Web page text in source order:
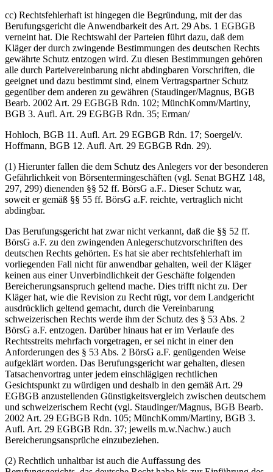
cc) Rechtsfehlerhaft ist hingegen die Begründung, mit der das
Berufungsgericht die Anwendbarkeit des Art. 29 Abs. 1 EGBGB
verneint hat. Die Rechtswahl der Parteien führt dazu, daß dem
Kläger der durch zwingende Bestimmungen des deutschen Rechts
gewährte Schutz entzogen wird. Zu diesen Bestimmungen gehören
alle durch Parteivereinbarung nicht abdingbaren Vorschriften, die
geeignet und dazu bestimmt sind, einem Vertragspartner Schutz
gegenüber dem anderen zu gewähren (Staudinger/Magnus, BGB
Bearb. 2002 Art. 29 EGBGB Rdn. 102; MünchKomm/Martiny,
BGB 3. Aufl. Art. 29 EGBGB Rdn. 35; Erman/
Hohloch, BGB 11. Aufl. Art. 29 EGBGB Rdn. 17; Soergel/v.
Hoffmann, BGB 12. Aufl. Art. 29 EGBGB Rdn. 29).
(1) Hierunter fallen die dem Schutz des Anlegers vor der besonderen
Gefährlichkeit von Börsentermingeschäften (vgl. Senat BGHZ 148,
297, 299) dienenden §§ 52 ff. BörsG a.F.. Dieser Schutz war,
soweit er gemäß §§ 55 ff. BörsG a.F. reichte, vertraglich nicht
abdingbar.
Das Berufungsgericht hat zwar nicht verkannt, daß die §§ 52 ff.
BörsG a.F. zu den zwingenden Anlegerschutzvorschriften des
deutschen Rechts gehörten. Es hat sie aber rechtsfehlerhaft im
vorliegenden Fall nicht für anwendbar gehalten, weil der Kläger
keinen aus einer Unverbindlichkeit der Geschäfte folgenden
Bereicherungsanspruch geltend mache. Dies trifft nicht zu. Der
Kläger hat, wie die Revision zu Recht rügt, vor dem Landgericht
ausdrücklich geltend gemacht, durch die Vereinbarung
schweizerischen Rechts werde ihm der Schutz des § 53 Abs. 2
BörsG a.F. entzogen. Darüber hinaus hat er im Verlaufe des
Rechtsstreits mehrfach vorgetragen, er sei nicht in einer den
Anforderungen des § 53 Abs. 2 BörsG a.F. genügenden Weise
aufgeklärt worden. Das Berufungsgericht war gehalten, diesen
Tatsachenvortrag unter jedem einschlägigen rechtlichen
Gesichtspunkt zu würdigen und deshalb in den gemäß Art. 29
EGBGB anzustellenden Günstigkeitsvergleich zwischen deutschem
und schweizerischem Recht (vgl. Staudinger/Magnus, BGB Bearb.
2002 Art. 29 EGBGB Rdn. 105; MünchKomm/Martiny, BGB 3.
Aufl. Art. 29 EGBGB Rdn. 37; jeweils m.w.Nachw.) auch
Bereicherungsansprüche einzubeziehen.
(2) Rechtlich unhaltbar ist auch die Auffassung des